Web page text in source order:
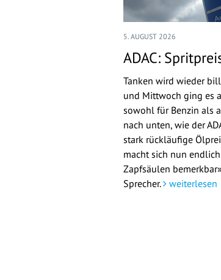
5. AUGUST 2026
ADAC:
Tanken wird wieder
und Mittwoch ging es
sowohl für Benzin als
nach unten, wie der
stark rückläufige
macht sich nun
Zapfsäulen
Sprecher.
weiterlesen